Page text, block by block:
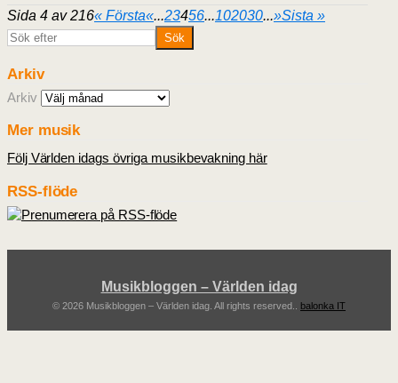
Sida 4 av 216« Första«...23456...102030...»Sista »
Arkiv
Arkiv
Mer musik
Följ Världen idags övriga musikbevakning här
RSS-flöde
Musikbloggen – Världen idag
© 2026 Musikbloggen – Världen idag. All rights reserved.. balonka IT